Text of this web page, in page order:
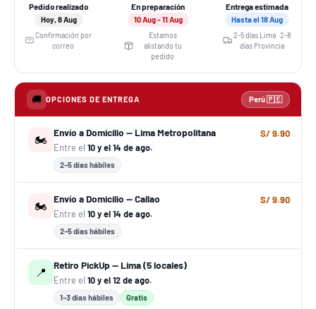
Pedido realizado
Hoy, 8 Aug
Confirmación por
correo
En preparación
10 Aug - 11 Aug
Estamos
alistando tu
pedido
Entrega estimada
Hasta el 18 Aug
2-5 días Lima · 2-8
días Provincia
🚚 OPCIONES DE ENTREGA Perú 🇵🇪
🏍️
Envío a Domicilio — Lima Metropolitana
Entre el 10 y el 14 de ago.
2–5 días hábiles
S/ 9.90
🏍️
Envío a Domicilio — Callao
Entre el 10 y el 14 de ago.
2–5 días hábiles
S/ 9.90
📍
Retiro PickUp — Lima (5 locales)
Entre el 10 y el 12 de ago.
1–3 días hábiles Gratis